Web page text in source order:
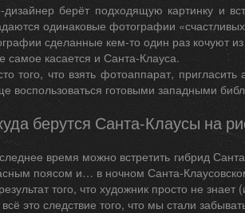
дизайнер берёт подходящую картинку и
одинаковые фотографии
сделанные кем-то один раз кочуют
самое касается и Санта-Клауса.
того, что взять фотоаппарат,
воспользоваться готовыми западными
берутся Санта-Клаусы на
время можно встретить гибрид
поясом и… в ночном Санта-
того, что художник просто не
это следствие того, что мы стали